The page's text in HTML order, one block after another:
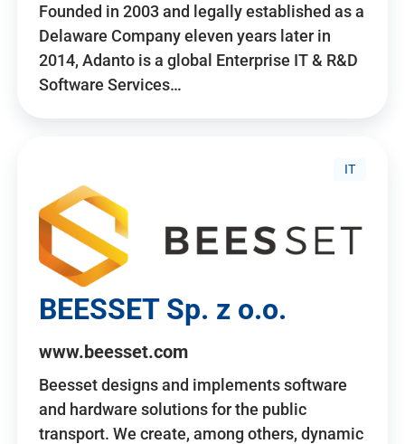
Founded in 2003 and legally established as a
Delaware Company eleven years later in
2014, Adanto is a global Enterprise IT & R&D
Software Services…
IT
BEESSET Sp. z o.o.
www.beesset.com
Beesset designs and implements software
and hardware solutions for the public
transport. We create, among others, dynamic